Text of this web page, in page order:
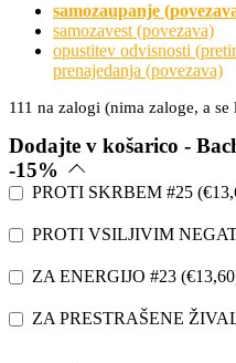
samozaupanje
samozavest (povezava)
opustitev odvisnosti
prenajedanja (povezava)
111 na zalogi (nima zaloge, a
Dodajte v košarico -
-15%
PROTI SKRBEM #25 (€
PROTI VSILJIVIM
ZA ENERGIJO #23 (€13,60
ZA PRESTRAŠENE